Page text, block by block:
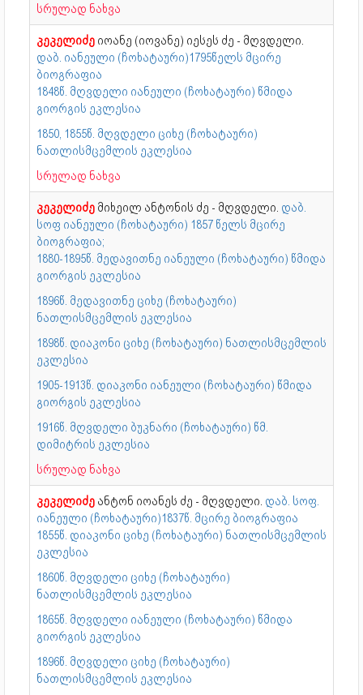
სრულად ნახვა
კეკელიძე იოანე (იოვანე) იესეს ძე - მღვდელი.
დაბ. იანეული (ჩოხატაური)1795წელს მცირე
ბიოგრაფია
1848წ. მღვდელი იანეული (ჩოხატაური) წმიდა
გიორგის ეკლესია
1850, 1855წ. მღვდელი ციხე (ჩოხატაური)
ნათლისმცემლის ეკლესია
სრულად ნახვა
კეკელიძე მიხეილ ანტონის ძე - მღვდელი. დაბ.
სოფ იანეული (ჩოხატაური) 1857 წელს მცირე
ბიოგრაფია;
1880-1895წ. მედავითნე იანეული (ჩოხატაური) წმიდა
გიორგის ეკლესია
1896წ. მედავითნე ციხე (ჩოხატაური)
ნათლისმცემლის ეკლესია
1898წ. დიაკონი ციხე (ჩოხატაური) ნათლისმცემლის
ეკლესია
1905-1913წ. დიაკონი იანეული (ჩოხატაური) წმიდა
გიორგის ეკლესია
1916წ. მღვდელი ბუკნარი (ჩოხატაური) წმ.
დიმიტრის ეკლესია
სრულად ნახვა
კეკელიძე ანტონ იოანეს ძე - მღვდელი. დაბ. სოფ.
იანეული (ჩოხატაური)1837წ. მცირე ბიოგრაფია
1855წ. დიაკონი ციხე (ჩოხატაური) ნათლისმცემლის
ეკლესია
1860წ. მღვდელი ციხე (ჩოხატაური)
ნათლისმცემლის ეკლესია
1865წ. მღვდელი იანეული (ჩოხატაური) წმიდა
გიორგის ეკლესია
1896წ. მღვდელი ციხე (ჩოხატაური)
ნათლისმცემლის ეკლესია